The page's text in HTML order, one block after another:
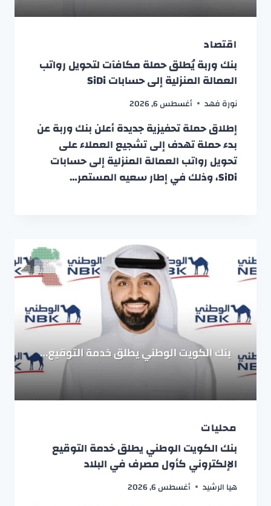
اقتصاد
بنك وربة يُطلق حملة مكافآت لتحويل رواتب
العمالة المنزلية إلى حسابات SiDi
نورة فهد أغسطس 6, 2026
إطلاق حملة تحفيزية جديدة أعلن بنك وربة عن
بدء حملة تهدف إلى تشجيع العملاء على
تحويل رواتب العمالة المنزلية إلى حسابات
SiDi، وذلك في إطار سعيه المستمر…
محليات
بنك الكويت الوطني يطلق خدمة التوقيع
الإلكتروني كأول مصرف في البلاد
هيا الرشيد أغسطس 6, 2026